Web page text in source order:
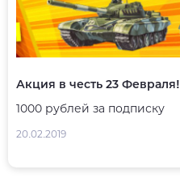
Акция в честь 23 Февраля!
1000 рублей за подписку
20.02.2019